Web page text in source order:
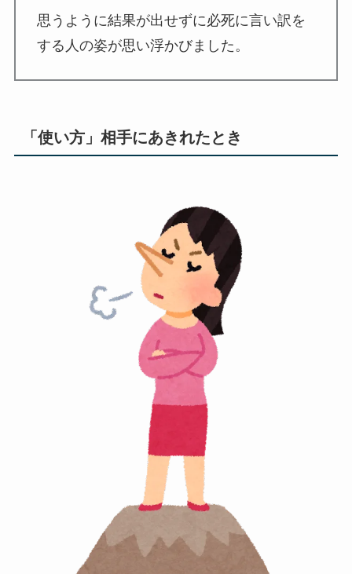
思うように結果が出せずに必死に言い訳を
する人の姿が思い浮かびました。
「使い方」相手にあきれたとき